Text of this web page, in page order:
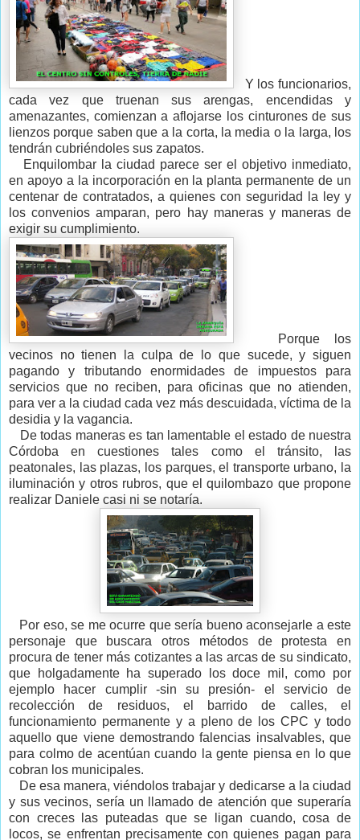
Y los funcionarios,
cada vez que truenan sus arengas, encendidas y
amenazantes, comienzan a aflojarse los cinturones de sus
lienzos porque saben que a la corta, la media o la larga, los
tendrán cubriéndoles sus zapatos.
Enquilombar la ciudad parece ser el objetivo inmediato,
en apoyo a la incorporación en la planta permanente de un
centenar de contratados, a quienes con seguridad la ley y
los convenios amparan, pero hay maneras y maneras de
exigir su cumplimiento.
Porque los
vecinos no tienen la culpa de lo que sucede, y siguen
pagando y tributando enormidades de impuestos para
servicios que no reciben, para oficinas que no atienden,
para ver a la ciudad cada vez más descuidada, víctima de la
desidia y la vagancia.
De todas maneras es tan lamentable el estado de nuestra
Córdoba en cuestiones tales como el tránsito, las
peatonales, las plazas, los parques, el transporte urbano, la
iluminación y otros rubros, que el quilombazo que propone
realizar Daniele casi ni se notaría.
Por eso, se me ocurre que sería bueno aconsejarle a este
personaje que buscara otros métodos de protesta en
procura de tener más cotizantes a las arcas de su sindicato,
que holgadamente ha superado los doce mil, como por
ejemplo hacer cumplir -sin su presión- el servicio de
recolección de residuos, el barrido de calles, el
funcionamiento permanente y a pleno de los CPC y todo
aquello que viene demostrando falencias insalvables, que
para colmo de acentúan cuando la gente piensa en lo que
cobran los municipales.
De esa manera, viéndolos trabajar y dedicarse a la ciudad
y sus vecinos, sería un llamado de atención que superaría
con creces las puteadas que se ligan cuando, cosa de
locos, se enfrentan precisamente con quienes pagan para